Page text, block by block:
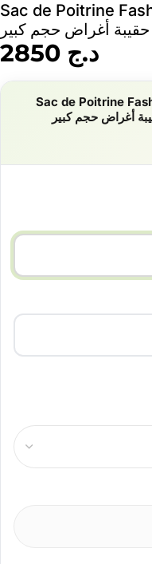
Sac de Poitrine
د.ج
Sac de Poitrine